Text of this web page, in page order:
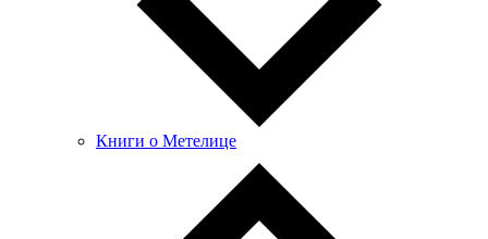
Книги о Метелице